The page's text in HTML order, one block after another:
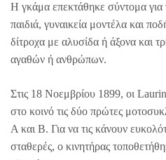
Η γκάμα επεκτάθηκε σύντομα για
παιδιά, γυναικεία μοντέλα και
δίτροχα με αλυσίδα ή άξονα και
αγαθών ή ανθρώπων.
Στις 18 Νοεμβρίου 1899, οι
στο κοινό τις δύο πρώτες
A και B. Για να τις κάνουν
σταθερές, ο κινητήρας